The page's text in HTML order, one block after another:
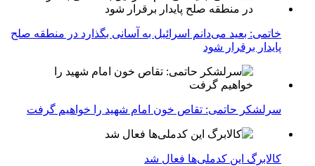
خاتمی: بعید می‌دانم اسرائیل به آسانی بگذارد در منطقه صلح
پایدار برقرار شود
سرلشکر حاتمی: تقاص خون امام شهید را خواهیم گرفت
کالابرگ این کدملی‌ها فعال شد